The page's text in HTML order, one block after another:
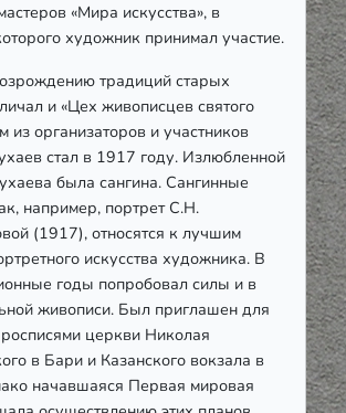
«Мира искусства», в
художник принимал участие.
традиций старых
и «Цех живописцев святого
из организаторов и участников
стал в 1917 году. Излюбленной
была сангина. Сангинные
например, портрет С.Н.
(1917), относятся к лучшим
искусства художника. В
годы попробовал силы и в
живописи. Был приглашен для
церкви Николая
в Бари и Казанского вокзала в
начавшаяся Первая мировая